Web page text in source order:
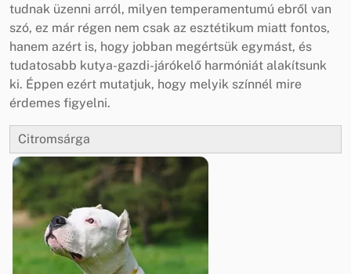
tudnak üzenni arról, milyen temperamentumú ebről van
szó, ez már régen nem csak az esztétikum miatt fontos,
hanem azért is, hogy jobban megértsük egymást, és
tudatosabb kutya-gazdi-járókelő harmóniát alakítsunk
ki. Éppen ezért mutatjuk, hogy melyik színnél mire
érdemes figyelni.
Citromsárga